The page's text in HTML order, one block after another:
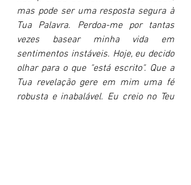
mas pode ser uma resposta segura à
Tua Palavra. Perdoa-me por tantas
vezes basear minha vida em
sentimentos instáveis. Hoje, eu decido
olhar para o que "está escrito". Que a
Tua revelação gere em mim uma fé
robusta e inabalável. Eu creio no Teu